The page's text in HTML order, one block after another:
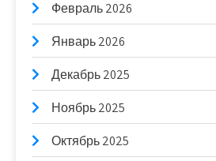
Февраль 2026
Январь 2026
Декабрь 2025
Ноябрь 2025
Октябрь 2025